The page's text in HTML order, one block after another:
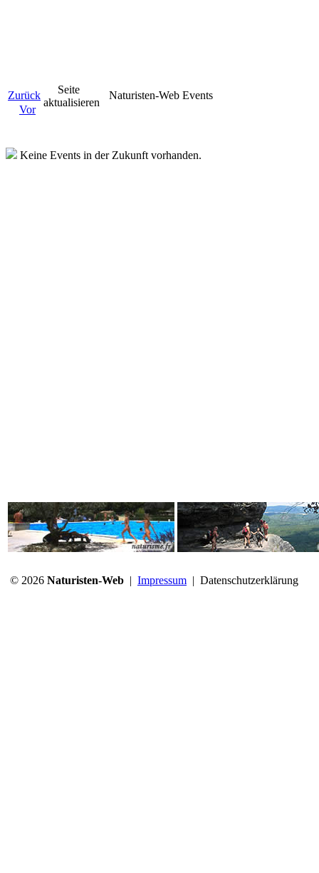
Zurück
Vor
Seite
aktualisieren
Naturisten-Web Events
Keine Events in der Zukunft vorhanden.
© 2026 Naturisten-Web | Impressum | Datenschutzerklärung